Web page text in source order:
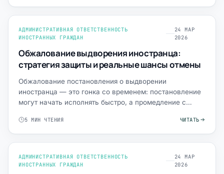
АДМИНИСТРАТИВНАЯ ОТВЕТСТВЕННОСТЬ
ИНОСТРАННЫХ ГРАЖДАН
24 МАР
2026
Обжалование выдворения иностранца:
стратегия защиты и реальные шансы отмены
Обжалование постановления о выдворении
иностранца — это гонка со временем: постановление
могут начать исполнять быстро, а промедление с
5 МИН ЧТЕНИЯ ЧИТАТЬ
АДМИНИСТРАТИВНАЯ ОТВЕТСТВЕННОСТЬ
ИНОСТРАННЫХ ГРАЖДАН
24 МАР
2026